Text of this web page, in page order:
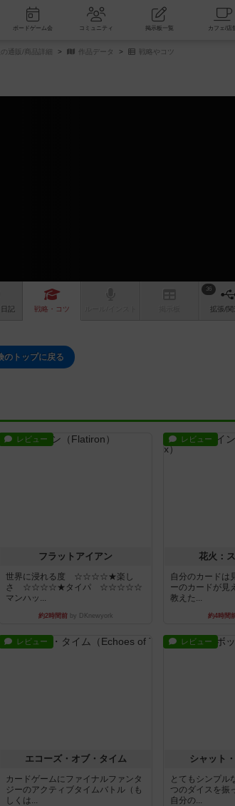
レビュー ボードゲーム会 コミュニティ 掲示板一覧
通販/商品詳細 作品データ 戦略やコツ
日記 戦略 ・コツ
36
拡張/関
のトップに戻る
レビュー
フラットアイアン
世界に浸れる度 ☆☆☆☆★楽し
さ ☆☆☆☆★タイパ ☆☆☆☆☆
マンハッ...
約2時間前by DKnewyork
レビュー
花火：
自分のカードは
ーのカードが見
教えた...
約4時間
レビュー
エコーズ・オブ・タイム
カードゲームにファイナルファンタ
ジーのアクティブタイムバトル（も
しくは...
レビュー
シャット
とてもシンプル
つのダイスを振
自分の...